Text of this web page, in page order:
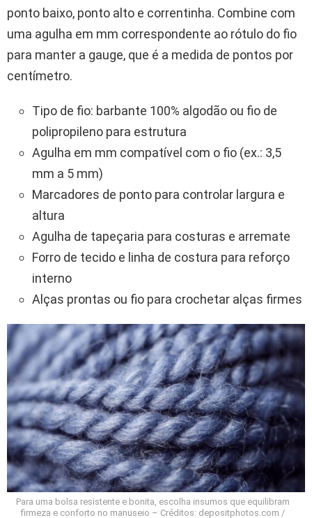
ponto baixo, ponto alto e correntinha. Combine com
uma agulha em mm correspondente ao rótulo do fio
para manter a gauge, que é a medida de pontos por
centímetro.
Tipo de fio: barbante 100% algodão ou fio de
polipropileno para estrutura
Agulha em mm compatível com o fio (ex.: 3,5
mm a 5 mm)
Marcadores de ponto para controlar largura e
altura
Agulha de tapeçaria para costuras e arremate
Forro de tecido e linha de costura para reforço
interno
Alças prontas ou fio para crochetar alças firmes
Para uma bolsa resistente e bonita, escolha insumos que equilibram
firmeza e conforto no manuseio – Créditos: depositphotos.com /